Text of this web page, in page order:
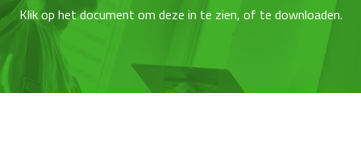
Klik op het document om deze in te zien, of te downloaden.